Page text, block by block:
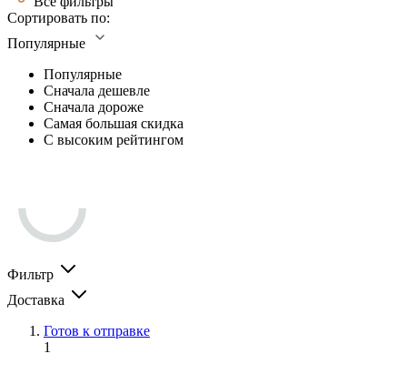
Сортировать по:
Популярные
Популярные
Сначала дешевле
Сначала дороже
Самая большая скидка
С высоким рейтингом
Фильтр
Доставка
Готов к отправке
1